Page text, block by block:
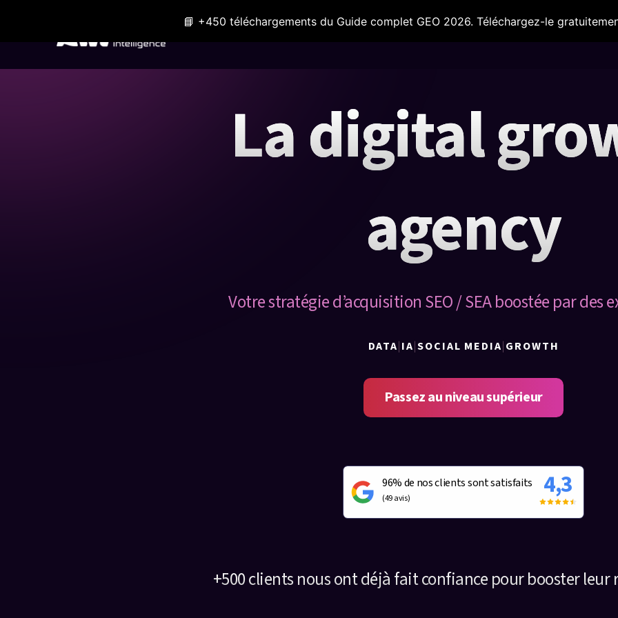
📘 +450 téléchargements du Guide complet GEO 2026. Téléchargez-le
Expertises IA & Outils Nos secteurs Ils nous
La digital
agency
Votre stratégie d’acquisition SEO / SEA boostée par des
DATA|IA|SOCIAL MEDIA|GROWTH
Passez au niveau supérieur
96%de nos clients sont satisfaits
(49 avis) 4,3
+500 clients nous ont déjà fait confiance pour booster leur